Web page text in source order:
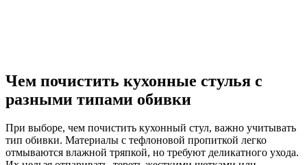
Чем почистить кухонные стулья с
разными типами обивки
При выборе, чем почистить кухонный стул, важно учитывать
тип обивки. Материалы с тефлоновой пропиткой легко
отмываются влажной тряпкой, но требуют деликатного ухода.